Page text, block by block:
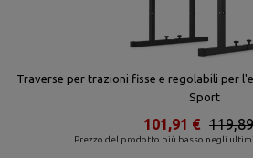
Traverse per trazioni fisse e regolabili per
Sport
Prezzo del prodotto più basso negli
101,91 €